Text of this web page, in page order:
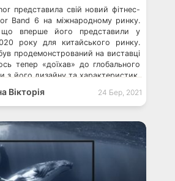
представила свій новий фітнес-
Band 6 на міжнародному ринку.
що вперше його представили у
року для китайського ринку.
продемонстрований на виставці
тепер «доїхав» до глобального
з його дизайну та характеристик,
би стати непоганим конкурентом
realme […]
Вікторія 24 Бер, 2021